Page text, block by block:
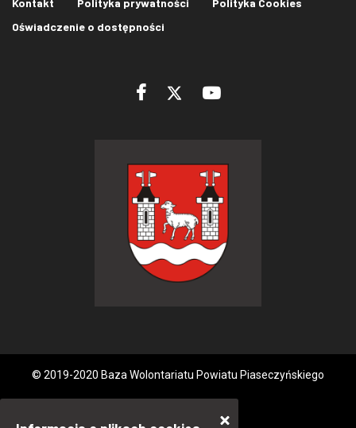
Kontakt Polityka prywatności
Polityka Cookies
Oświadczenie o dostępności
© 2019-2020 Baza Wolontariatu Powiatu Piaseczyńskiego